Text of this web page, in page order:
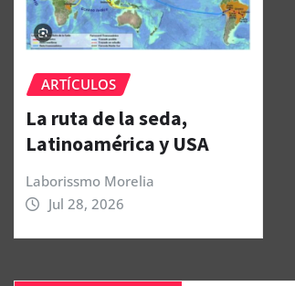
ARTÍCULOS
La ruta de la seda,
Latinoamérica y USA
Laborissmo Morelia
Jul 28, 2026